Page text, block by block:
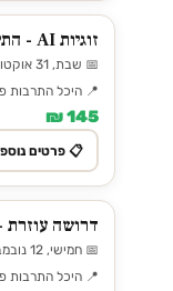
זוגיות AI - התיאטרון העברי
📅 שבת, 31 אוקטובר ⏰ 20:30
📍 היכל התרבות
145 ₪
📋 פרטים
דרושה
📅 חמישי, 12 נובמבר ⏰ 20:30
📍 היכל התרבות